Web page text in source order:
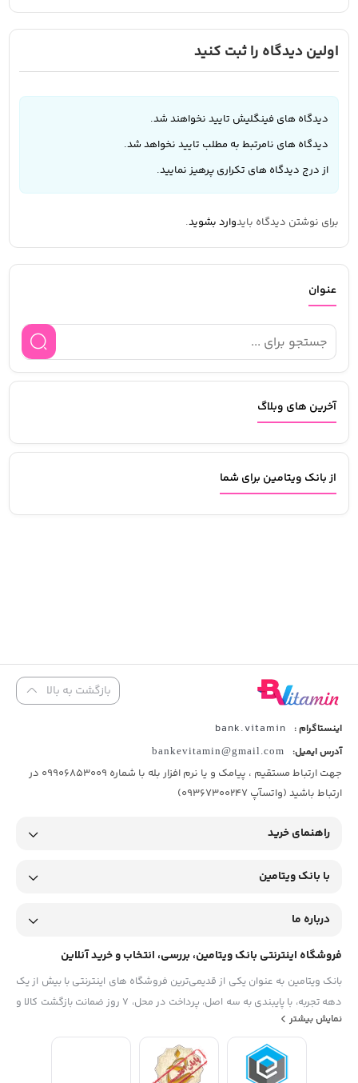
اولین دیدگاه را ثبت کنید
دیدگاه های فینگلیش تایید نخواهند شد.
دیدگاه های نامرتبط به مطلب تایید نخواهد شد.
از درج دیدگاه های تکراری پرهیز نمایید.
برای نوشتن دیدگاه بایدوارد بشوید.
عنوان
آخرین های وبلاگ
از بانک ویتامین برای شما
بازگشت به بالا
اینستاگرام : bank.vitamin
آدرس ایمیل: bankevitamin@gmail.com
جهت ارتباط مستقیم ، پیامک و یا نرم افزار بله با شماره 09906853009 در
ارتباط باشید (واتسآپ 09367300247)
راهنمای خرید
با بانک ویتامین
درباره ما
فروشگاه اینترنتی بانک ویتامین، بررسی، انتخاب و خرید آنلاین
بانک ویتامین به عنوان یکی از قدیمی‌ترین فروشگاه های اینترنتی با بیش از یک
دهه تجربه، با پایبندی به سه اصل، پرداخت در محل، ۷ روز ضمانت بازگشت کالا و
تضمین اصل‌بودن کالا موفق شده تا همگام با فروشگاه‌های معتبر جهان، به
بزرگ‌ترین فروشگاه اینترنتی ایران تبدیل شود. به محض ورود به سایت
دیجی‌کالا با دنیایی از کالا رو به رو می‌شوید! هر آنچه که نیاز دارید و به ذهن
نمایش بیشتر